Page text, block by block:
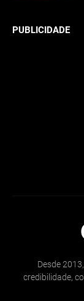
PUBLICIDADE
Desde
credibilidade,